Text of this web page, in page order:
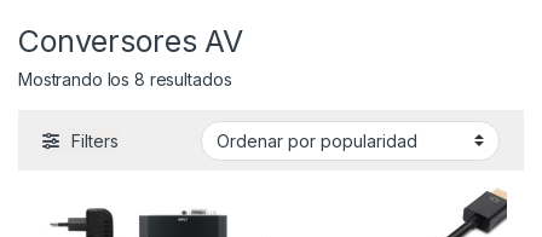
Conversores AV
Mostrando los 8 resultadosOrdenado por popularidad
Filters